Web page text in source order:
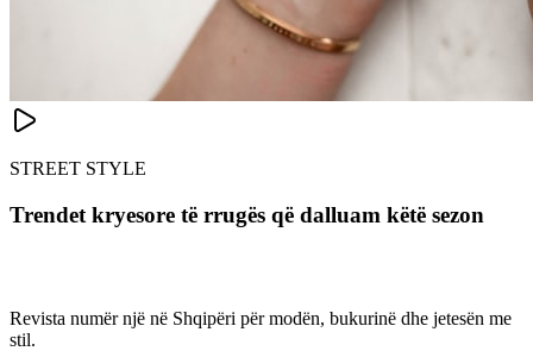
STREET STYLE
Trendet kryesore të rrugës që dalluam këtë sezon
Revista numër një në Shqipëri për modën, bukurinë dhe jetesën me
stil.